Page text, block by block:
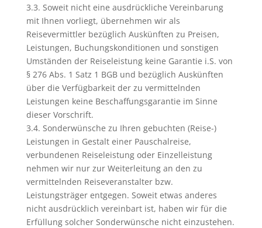
3.3. Soweit nicht eine ausdrückliche Vereinbarung
mit Ihnen vorliegt, übernehmen wir als
Reisevermittler bezüglich Auskünften zu Preisen,
Leistungen, Buchungskonditionen und sonstigen
Umständen der Reiseleistung keine Garantie i.S. von
§ 276 Abs. 1 Satz 1 BGB und bezüglich Auskünften
über die Verfügbarkeit der zu vermittelnden
Leistungen keine Beschaffungsgarantie im Sinne
dieser Vorschrift.
3.4. Sonderwünsche zu Ihren gebuchten (Reise-)
Leistungen in Gestalt einer Pauschalreise,
verbundenen Reiseleistung oder Einzelleistung
nehmen wir nur zur Weiterleitung an den zu
vermittelnden Reiseveranstalter bzw.
Leistungsträger entgegen. Soweit etwas anderes
nicht ausdrücklich vereinbart ist, haben wir für die
Erfüllung solcher Sonderwünsche nicht einzustehen.